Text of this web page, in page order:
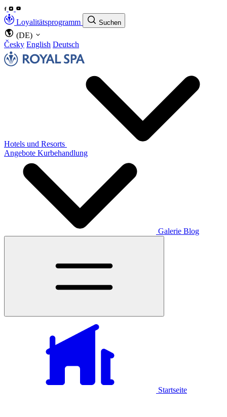
Loyalitätsprogramm Suchen
(DE)
Česky English Deutsch
Hotels und Resorts
Angebote Kurbehandlung
Galerie Blog
Startseite